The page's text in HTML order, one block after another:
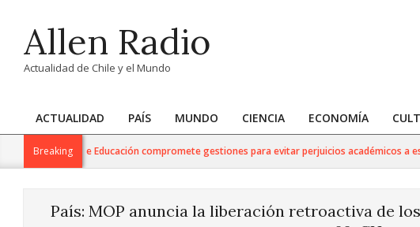
contentAllen Radio
Actualidad de Chile y el Mundo
Primary
Navigation
ACTUALIDAD PAÍS MUNDO CIENCIA ECONOMÍA
Breaking
Seremi de Educación compromete gestiones para evitar perjuicios académicos a
País: MOP anuncia la liberación retroactiva de